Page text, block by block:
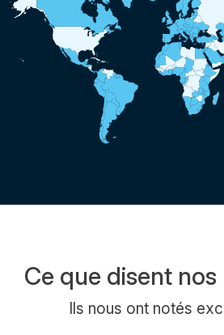
Ce que disent
Ils nous ont notés